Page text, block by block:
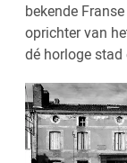
bekende
oprichter van
dé horloge